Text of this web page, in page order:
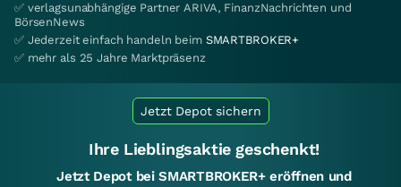
✅ verlagsunabhängige Partner ARIVA, FinanzNachrichten und
BörsenNews
✅ Jederzeit einfach handeln beim SMARTBROKER+
✅ mehr als 25 Jahre Marktpräsenz
Jetzt Depot sichern
Ihre Lieblingsaktie geschenkt!
Jetzt Depot bei SMARTBROKER+ eröffnen und